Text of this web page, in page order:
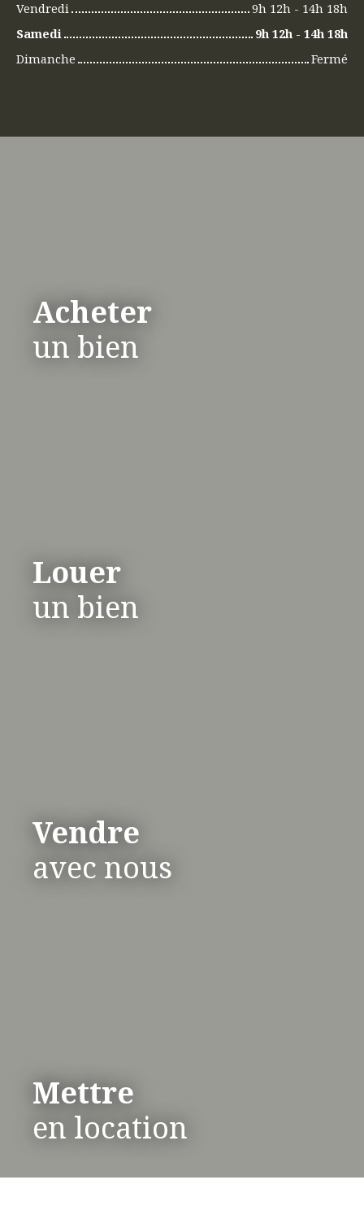
Vendredi
9h 12h - 14h 18h
Samedi
9h 12h - 14h 18h
Dimanche
Fermé
Acheter
un bien
Louer
un bien
Vendre
avec nous
Mettre
en location